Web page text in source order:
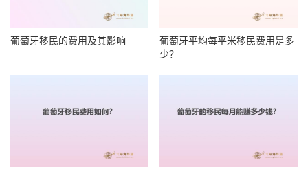
葡萄牙移民的费用及其影响
葡萄牙平均每平米移民费用是多
少？